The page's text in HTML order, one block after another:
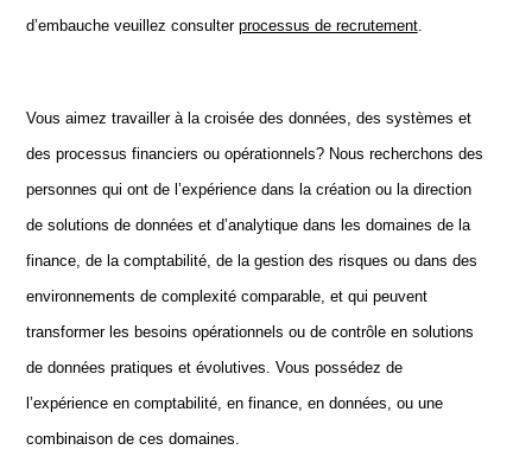
d’embauche veuillez consulter processus de recrutement.
Vous aimez travailler à la croisée des données, des systèmes et
des processus financiers ou opérationnels? Nous recherchons des
personnes qui ont de l’expérience dans la création ou la direction
de solutions de données et d’analytique dans les domaines de la
finance, de la comptabilité, de la gestion des risques ou dans des
environnements de complexité comparable, et qui peuvent
transformer les besoins opérationnels ou de contrôle en solutions
de données pratiques et évolutives. Vous possédez de
l’expérience en comptabilité, en finance, en données, ou une
combinaison de ces domaines.